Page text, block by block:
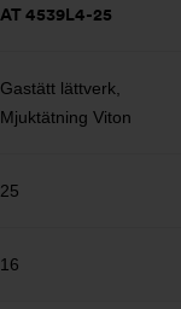
AT 4539L4-25
Gastätt lättverk,
Mjuktätning Viton
25
16